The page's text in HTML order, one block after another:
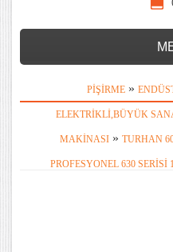
PIŞIRME»
ELEKTRIKLI,BÜYÜK
MAKINASI » TURHAN
PROFESYONEL 630 SERISI